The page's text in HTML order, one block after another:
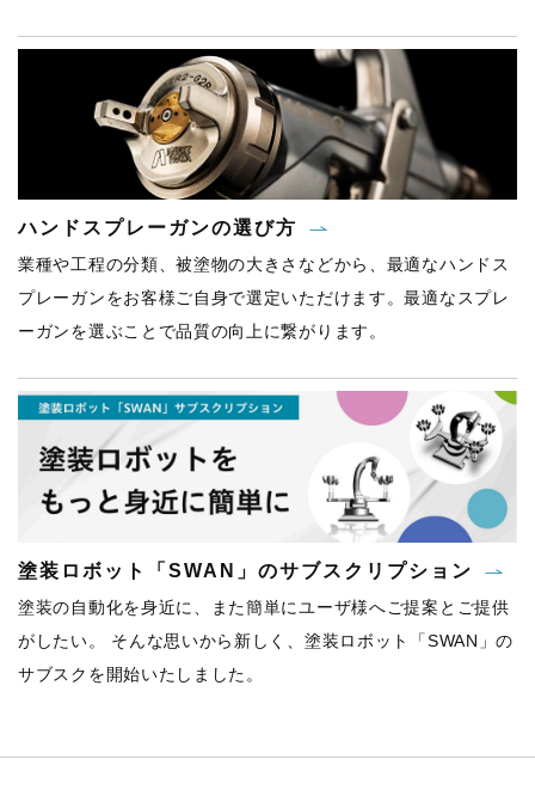
ハンドスプレーガンの選び方
業種や工程の分類、被塗物の大きさなどから、最適なハンドス
プレーガンをお客様ご自身で選定いただけます。最適なスプレ
ーガンを選ぶことで品質の向上に繋がります。
塗装ロボット「SWAN」のサブスクリプション
塗装の自動化を身近に、また簡単にユーザ様へご提案とご提供
がしたい。 そんな思いから新しく、塗装ロボット「SWAN」の
サブスクを開始いたしました。